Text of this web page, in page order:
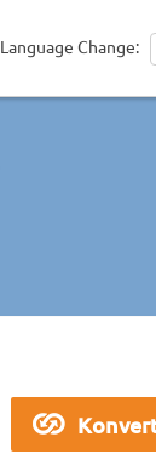
Language Change: